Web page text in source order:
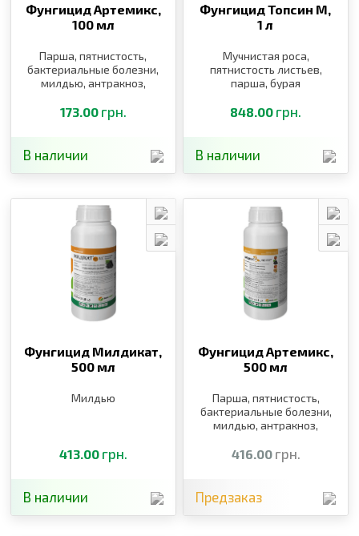
Фунгицид Артемикс,
100 мл
Парша, пятнистость,
бактериальные болезни,
милдью, антракноз,
альтернариоз,
курчавость персика,
173.00 грн.
В наличии
Фунгицид Топсин М,
1 л
Мучнистая роса,
пятнистость листьев,
парша, бурая
и корневые гнили,
церкоспороз, фомоз,
848.00 грн.
В наличии
Фунгицид Милдикат,
500 мл
Милдью
413.00 грн.
В наличии
Фунгицид Артемикс,
500 мл
Парша, пятнистость,
бактериальные болезни,
милдью, антракноз,
альтернариоз,
курчавость персика,
416.00 грн.
Предзаказ